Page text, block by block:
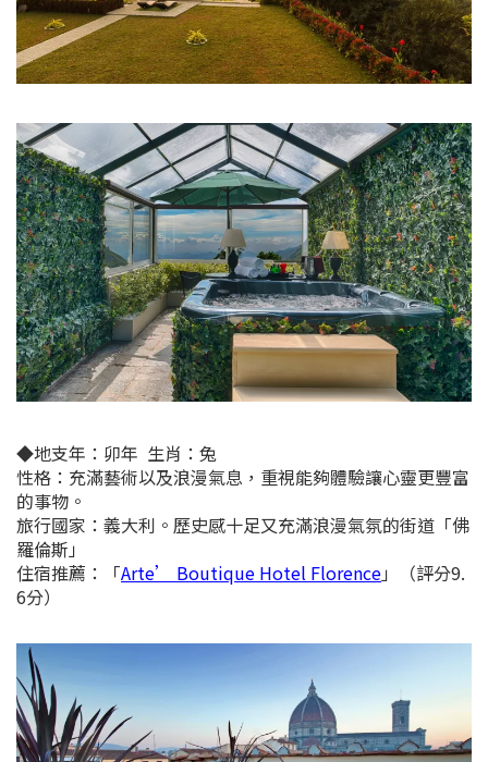
◆地支年： 卯年 生肖：兔
性格：充滿藝術以及浪漫氣息，重視能夠體驗讓心靈更豐富
的事物。
旅行國家：義大利。歷史感十足又充滿浪漫氣氛的街道「佛
羅倫斯」
住宿推薦：
「Arte’ Boutique Hotel Florence」（評分9.
6分）